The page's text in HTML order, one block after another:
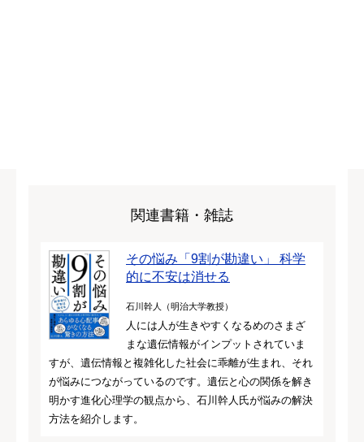
関連書籍・雑誌
その悩み「9割が勘違い」 科学
的に不安は消せる
石川幹人（明治大学教授）
人には人が生きやすくなるめのさまざ
まな遺伝情報がインプットされていま
すが、遺伝情報と複雑化した社会に乖離が生まれ、それ
が悩みにつながっているのです。遺伝と心の関係を解き
明かす進化心理学の観点から、石川幹人氏が悩みの解決
方法を紹介します。